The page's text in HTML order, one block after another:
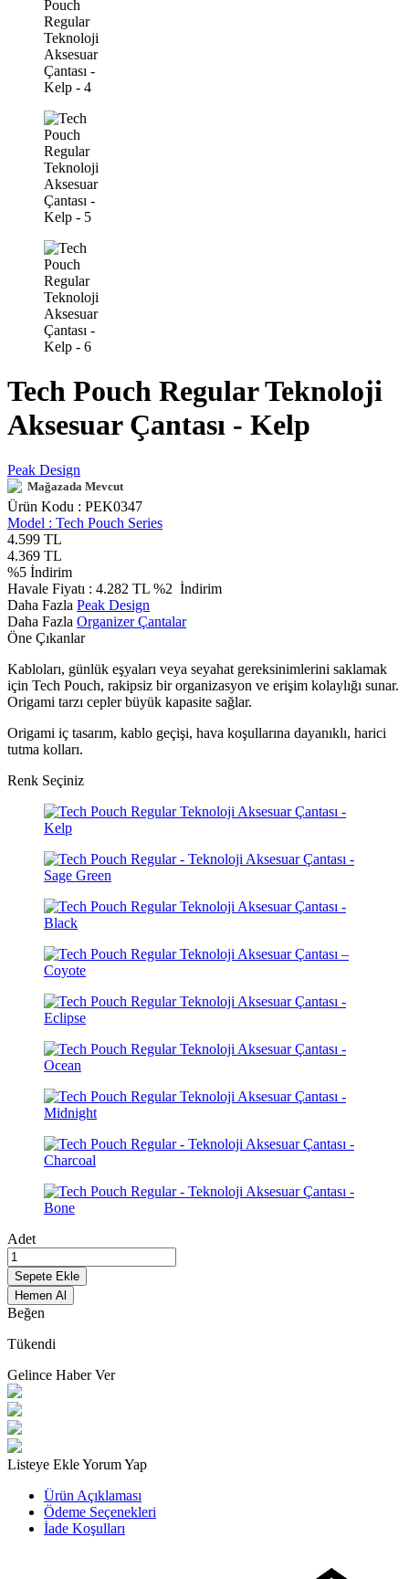
Tech Pouch Regular Teknoloji
Aksesuar Çantası - Kelp
Peak Design
Mağazada Mevcut
Ürün Kodu : PEK0347
Model : Tech Pouch Series
4.599 TL
4.369 TL
%5 İndirim
Havale Fiyatı : 4.282 TL %2 İndirim
Daha Fazla Peak Design
Daha Fazla Organizer Çantalar
Öne Çıkanlar
Kabloları, günlük eşyaları veya seyahat gereksinimlerini saklamak
için Tech Pouch, rakipsiz bir organizasyon ve erişim kolaylığı sunar.
Origami tarzı cepler büyük kapasite sağlar.
Origami iç tasarım, kablo geçişi, hava koşullarına dayanıklı, harici
tutma kolları.
Renk Seçiniz
Adet
Sepete Ekle
Hemen Al
Beğen
Tükendi
Gelince Haber Ver
Listeye EkleYorum Yap
Ürün Açıklaması
Ödeme Seçenekleri
İade Koşulları